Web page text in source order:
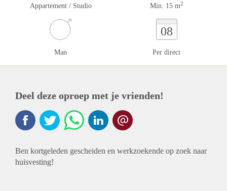
Appartement / Studio Min. 15 m2
Man
08
Per direct
Deel deze oproep met je vrienden!
Ben kortgeleden gescheiden en werkzoekende op zoek naar
huisvesting!